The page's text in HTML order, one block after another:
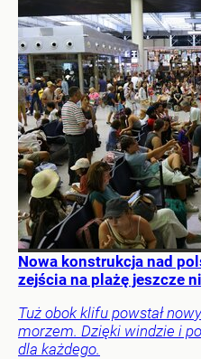
Nowa konstrukcja nad
zejścia na plażę jeszcze
Tuż obok klifu powstał
morzem. Dzięki windzie i
dla każdego.